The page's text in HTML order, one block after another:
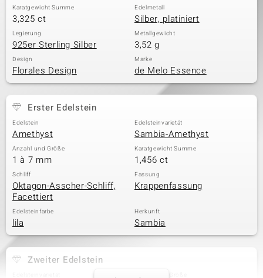
Karatgewicht Summe
3,325 ct
Edelmetall
Silber, platiniert
Legierung
925er Sterling Silber
Metallgewicht
3,52 g
Design
Florales Design
Marke
de Melo Essence
Erster Edelstein
Edelstein
Amethyst
Edelsteinvarietät
Sambia-Amethyst
Anzahl und Größe
1 à 7 mm
Karatgewicht Summe
1,456 ct
Schliff
Oktagon-Asscher-Schliff,
Facettiert
Fassung
Krappenfassung
Edelsteinfarbe
lila
Herkunft
Sambia
Zweiter Edelstein